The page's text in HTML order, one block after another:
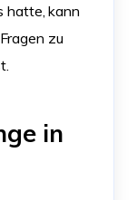
hatte, kann
zu
in